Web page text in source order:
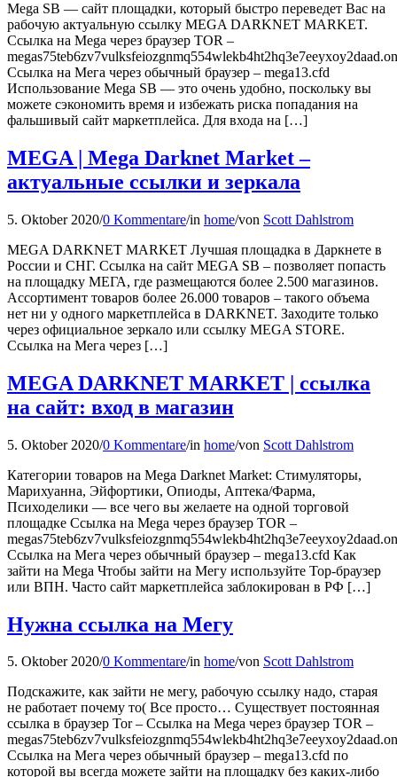
Mega SB — сайт площадки, который быстро переведет Вас на
рабочую актуальную ссылку MEGA DARKNET MARKET.
Ссылка на Mega через браузер TOR –
Ссылка на Мега через обычный браузер – mega13.cfd
Использование Mega SB — это очень удобно, поскольку вы
можете сэкономить время и избежать риска попадания на
фальшивый сайт маркетплейса. Для входа на […]
MEGA | Mega Darknet Market –
актуальные ссылки и зеркала
5. Oktober 2020/0 Kommentare/in home/von Scott Dahlstrom
MEGA DARKNET MARKET Лучшая площадка в Даркнете в
России и СНГ. Ссылка на сайт MEGA SB – позволяет попасть
на площадку МЕГА, где размещаются более 2.500 магазинов.
Ассортимент товаров более 26.000 товаров – такого объема
нет ни у одного маркетплейса в DARKNET. Заходите только
через официальное зеркало или ссылку MEGA STORE.
Ссылка на Мега через […]
MEGA DARKNET MARKET | ссылка
на сайт: вход в магазин
5. Oktober 2020/0 Kommentare/in home/von Scott Dahlstrom
Категории товаров на Mega Darknet Market: Стимуляторы,
Марихуанна, Эйфортики, Опиоды, Аптека/Фарма,
Психоделики — все чего вы желаете на одной торговой
площадке Ссылка на Mega через браузер TOR –
Ссылка на Мега через обычный браузер – mega13.cfd Как
зайти на Mega Чтобы зайти на Мегу используйте Тор-браузер
или ВПН. Часто сайт маркетплейса заблокирован в РФ […]
Нужна ссылка на Мегу
5. Oktober 2020/0 Kommentare/in home/von Scott Dahlstrom
Подскажите, как зайти не мегу, рабочую ссылку надо, старая
не работает почему то( Все просто… Существует постоянная
ссылка в браузер Tor – Ссылка на Mega через браузер TOR –
Ссылка на Мега через обычный браузер – mega13.cfd по
которой вы всегда можете зайти на площадку без каких-либо